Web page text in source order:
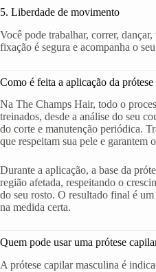
5. Liberdade de movimento
Você pode trabalhar, correr,
fixação é segura e acompanha o
Como é feita a aplicação da
Na The Champs Hair, todo o
treinados, desde a análise do seu
do corte e manutenção periódica.
que respeitam sua pele e garantem
Durante a aplicação, a base da
região afetada, respeitando o
do seu rosto. O resultado final é
na medida certa.
Quem pode usar uma prótese
A prótese capilar masculina é